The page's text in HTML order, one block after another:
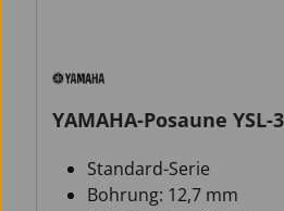
YAMAHA-Posaune YSL-
Standard-Serie
Bohrung: 12,7 mm